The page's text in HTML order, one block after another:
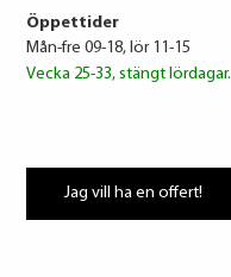
Öppettider
Mån-fre 09-18, lör 11-15
Vecka 25-33, stängt lördagar.
Jag vill ha en offert!